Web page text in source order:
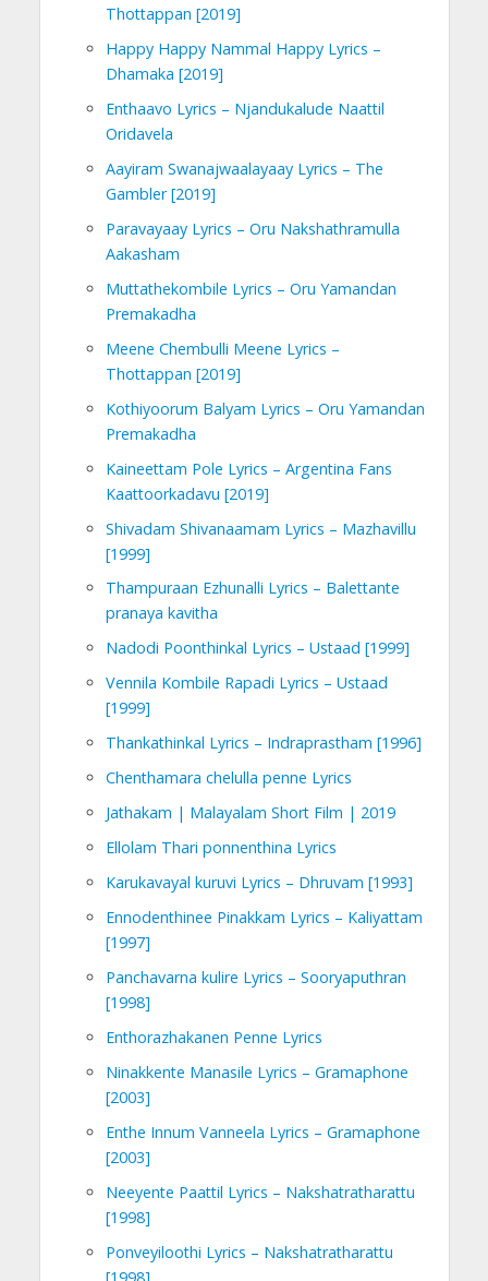
Thottappan [2019]
Happy Happy Nammal Happy Lyrics –
Dhamaka [2019]
Enthaavo Lyrics – Njandukalude Naattil
Oridavela
Aayiram Swanajwaalayaay Lyrics – The
Gambler [2019]
Paravayaay Lyrics – Oru Nakshathramulla
Aakasham
Muttathekombile Lyrics – Oru Yamandan
Premakadha
Meene Chembulli Meene Lyrics –
Thottappan [2019]
Kothiyoorum Balyam Lyrics – Oru Yamandan
Premakadha
Kaineettam Pole Lyrics – Argentina Fans
Kaattoorkadavu [2019]
Shivadam Shivanaamam Lyrics – Mazhavillu
[1999]
Thampuraan Ezhunalli Lyrics – Balettante
pranaya kavitha
Nadodi Poonthinkal Lyrics – Ustaad [1999]
Vennila Kombile Rapadi Lyrics – Ustaad
[1999]
Thankathinkal Lyrics – Indraprastham [1996]
Chenthamara chelulla penne Lyrics
Jathakam | Malayalam Short Film | 2019
Ellolam Thari ponnenthina Lyrics
Karukavayal kuruvi Lyrics – Dhruvam [1993]
Ennodenthinee Pinakkam Lyrics – Kaliyattam
[1997]
Panchavarna kulire Lyrics – Sooryaputhran
[1998]
Enthorazhakanen Penne Lyrics
Ninakkente Manasile Lyrics – Gramaphone
[2003]
Enthe Innum Vanneela Lyrics – Gramaphone
[2003]
Neeyente Paattil Lyrics – Nakshatratharattu
[1998]
Ponveyiloothi Lyrics – Nakshatratharattu